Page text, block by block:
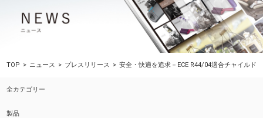
TOP ニュース プレスリリース 安全・快適を追求－ECE R44/04適合チャイルド
全カテゴリー
製品